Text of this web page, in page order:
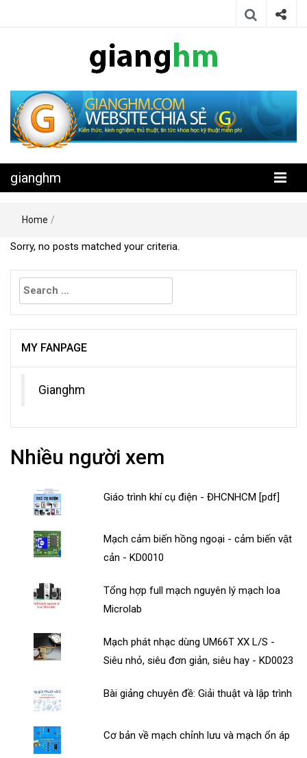
gianghm
kỹ thuật miễn phí
gianghm
Home /
Sorry, no posts matched your criteria.
Search
for:
MY FANPAGE
Gianghm
Nhiều người xem
Giáo trình khí cụ điện - ĐHCNHCM [pdf]
Mạch cảm biến hồng ngoại - cảm biến vật
cản - KD0010
Tổng hợp full mạch nguyên lý mạch loa
Microlab
Mạch phát nhạc dùng UM66T XX L/S -
Siêu nhỏ, siêu đơn giản, siêu hay - KD0023
Bài giảng chuyên đề: Giải thuật và lập trình
Cơ bản về mạch chỉnh lưu và mạch ổn áp